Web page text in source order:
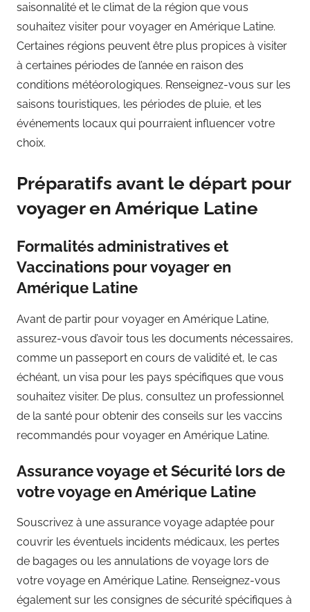
saisonnalité et le climat de la région que vous
souhaitez visiter pour voyager en Amérique Latine.
Certaines régions peuvent être plus propices à visiter
à certaines périodes de l’année en raison des
conditions météorologiques. Renseignez-vous sur les
saisons touristiques, les périodes de pluie, et les
événements locaux qui pourraient influencer votre
choix.
Préparatifs avant le départ pour
voyager en Amérique Latine
Formalités administratives et
Vaccinations pour voyager en
Amérique Latine
Avant de partir pour voyager en Amérique Latine,
assurez-vous d’avoir tous les documents nécessaires,
comme un passeport en cours de validité et, le cas
échéant, un visa pour les pays spécifiques que vous
souhaitez visiter. De plus, consultez un professionnel
de la santé pour obtenir des conseils sur les vaccins
recommandés pour voyager en Amérique Latine.
Assurance voyage et Sécurité lors de
votre voyage en Amérique Latine
Souscrivez à une assurance voyage adaptée pour
couvrir les éventuels incidents médicaux, les pertes
de bagages ou les annulations de voyage lors de
votre voyage en Amérique Latine. Renseignez-vous
également sur les consignes de sécurité spécifiques à